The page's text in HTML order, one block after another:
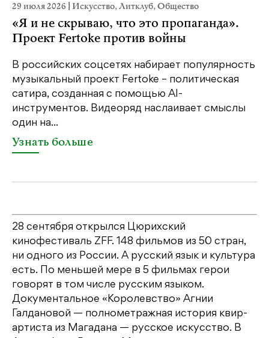
29 июля 2026 Искусство,Литклуб,Общество
«Я и не скрываю, что это пропаганда».
Проект Fertoke против войны
В российских соцсетях набирает популярность
музыкальный проект Fertoke – политическая
сатира, созданная с помощью AI-
инструментов. Видеоряд наслаивает смыслы
один на...
Узнать больше
28 сентября открылся Цюрихский
кинофестиваль ZFF. 148 фильмов из 50 стран,
ни одного из России. А русский язык и культура
есть. По меньшей мере в 5 фильмах герои
говорят в том числе русским языком.
Документальное «Королевство» Агнии
Галдановой — полнометражная история квир-
артиста из Магадана — русское искусство. В